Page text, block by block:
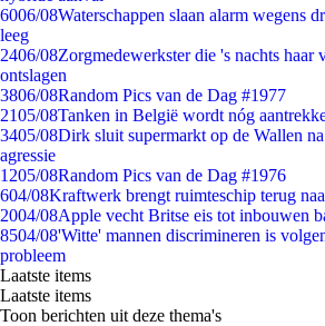
6006/08Waterschappen slaan alarm wegens
leeg
2406/08Zorgmedewerkster die 's nachts haar
ontslagen
3806/08Random Pics van de Dag #1977
2105/08Tanken in België wordt nóg
3405/08Dirk sluit supermarkt op de Wallen
agressie
1205/08Random Pics van de Dag #1976
604/08Kraftwerk brengt ruimteschip terug
2004/08Apple vecht Britse eis tot inbouwen
8504/08'Witte' mannen discrimineren is
probleem
Laatste items
Laatste items
Toon berichten uit deze thema's